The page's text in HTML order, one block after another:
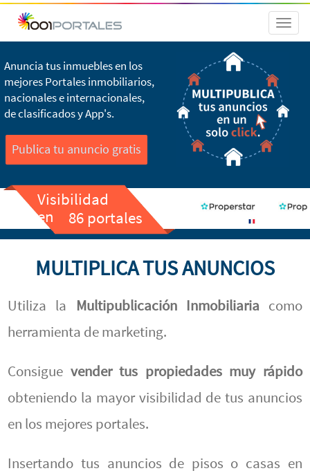
Toggle
Anuncia tus inmuebles en los
mejores Portales inmobiliarios,
nacionales e internacionales,
de clasificados y App's.
Publica tu anuncio gratis
Visibilidad
en
86 portales
MULTIPLICA TUS ANUNCIOS
Utiliza la Multipublicación Inmobiliaria como
herramienta de marketing.
Consigue vender tus propiedades muy rápido
obteniendo la mayor visibilidad de tus anuncios
en los mejores portales.
Insertando tus anuncios de pisos o casas en